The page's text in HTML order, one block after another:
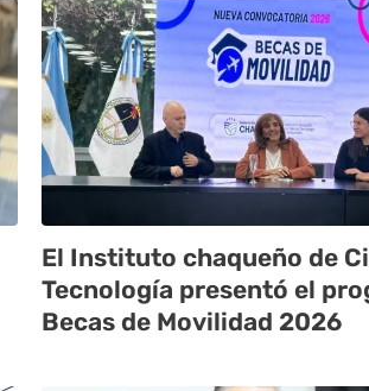
El Instituto chaqueño de
Tecnología presentó el
Becas de Movilidad 2026